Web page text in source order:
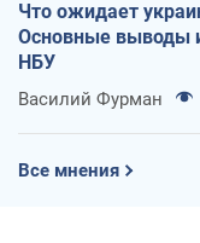
Что ожидает
Основные выводы
НБУ
Василий Фурман
Все мнения